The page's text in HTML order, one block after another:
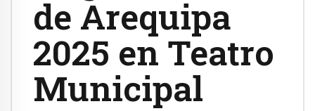
de Arequipa
2025 en Teatro
Municipal